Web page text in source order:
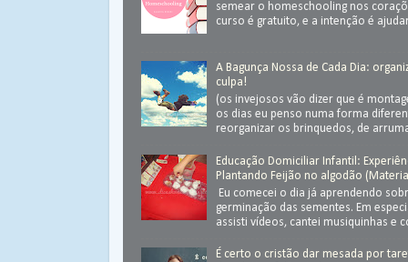
semear o homeschooling nos
curso é gratuito, e a intenção é
A Bagunça Nossa de Cada Dia:
culpa!
(os invejosos vão dizer que é
os dias eu penso numa forma
reorganizar os brinquedos, de
Educação Domiciliar Infantil:
Plantando Feijão no algodão
Eu comecei o dia já aprendendo
germinação das sementes. Em
assisti vídeos, cantei musiquinhas e
É certo o cristão dar mesada por